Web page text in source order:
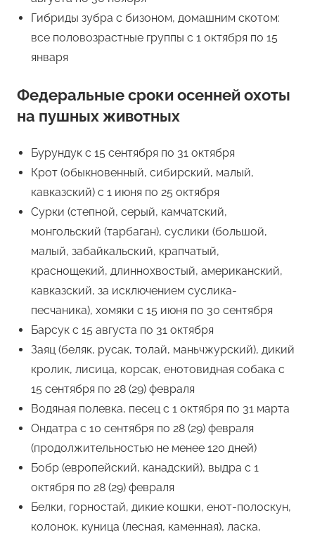
Гибриды зубра с бизоном, домашним скотом:
все половозрастные группы с 1 октября по 15
января
Федеральные сроки осенней охоты
на пушных животных
Бурундук с 15 сентября по 31 октября
Крот (обыкновенный, сибирский, малый,
кавказский) с 1 июня по 25 октября
Сурки (степной, серый, камчатский,
монгольский (тарбаган), суслики (большой,
малый, забайкальский, крапчатый,
краснощекий, длиннохвостый, американский,
кавказский, за исключением суслика-
песчаника), хомяки с 15 июня по 30 сентября
Барсук с 15 августа по 31 октября
Заяц (беляк, русак, толай, маньчжурский), дикий
кролик, лисица, корсак, енотовидная собака с
15 сентября по 28 (29) февраля
Водяная полевка, песец с 1 октября по 31 марта
Ондатра с 10 сентября по 28 (29) февраля
(продолжительностью не менее 120 дней)
Бобр (европейский, канадский), выдра с 1
октября по 28 (29) февраля
Белки, горностай, дикие кошки, енот-полоскун,
колонок, куница (лесная, каменная), ласка,